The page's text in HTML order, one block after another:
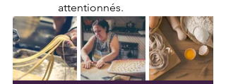
attentionnés.